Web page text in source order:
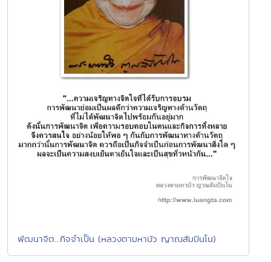
พัฒนาจิต...กิจจำเป็น (หลวงตามหาบัว ญาณสัมปันโน)